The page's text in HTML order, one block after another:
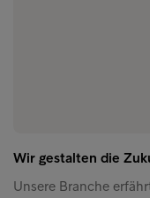
Wir gestalten die
Unsere Branche